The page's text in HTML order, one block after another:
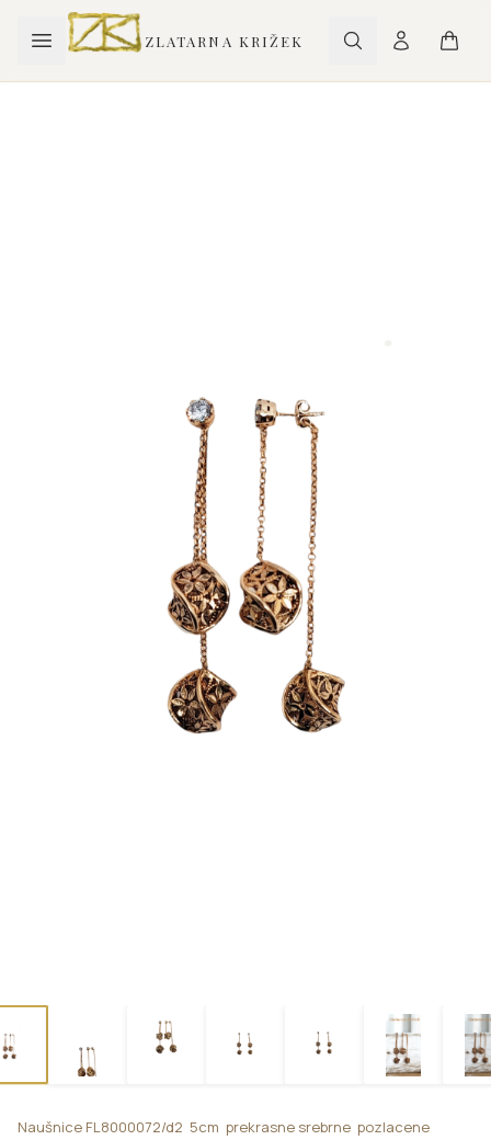
ZLATARNA KRIŽEK
Naušnice FL8000072/d2 5cm prekrasne srebrne pozlacene